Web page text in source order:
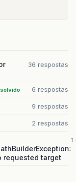
36 respostas
6 respostas
9 respostas
2 respostas
requested target